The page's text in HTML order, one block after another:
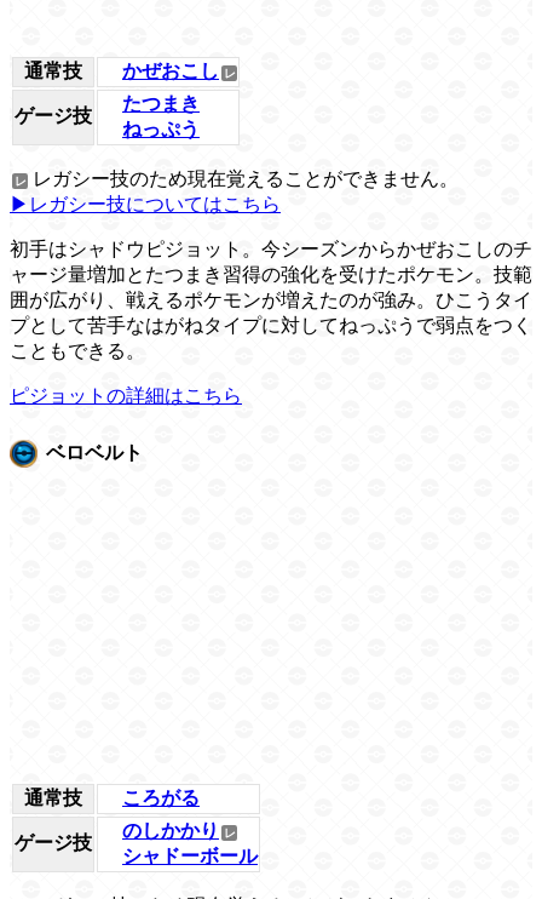
通常技 かぜおこし
ゲージ技
たつまき
ねっぷう
レガシー技のため現在覚えることができません。
▶レガシー技についてはこちら
初手はシャドウピジョット。今シーズンからかぜおこしのチ
ャージ量増加とたつまき習得の強化を受けたポケモン。技範
囲が広がり、戦えるポケモンが増えたのが強み。ひこうタイ
プとして苦手なはがねタイプに対してねっぷうで弱点をつく
こともできる。
ピジョットの詳細はこちら
ベロベルト
通常技 ころがる
ゲージ技
のしかかり
シャドーボール